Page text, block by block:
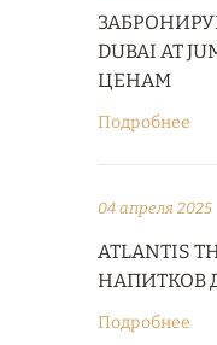
DUBAI AT
ЦЕНАМ
Подробнее
04 апреля 2025
ATLANTIS
НАПИТКОВ
Подробнее